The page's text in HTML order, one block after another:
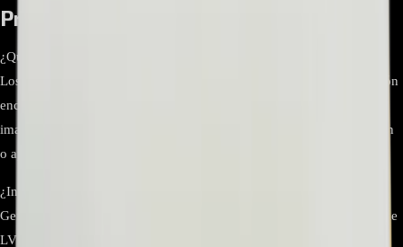
Preguntas frecuentes
¿Qué señales de falla apuntan a la tarjeta T-CON?
Los síntomas más comunes son pantalla en negro con retroiluminación
encendida, franjas/columnas, media imagen, colores distorsionados o
imagen intermitente. Si el TV enciende y hay luz, pero no hay imagen
o aparece con artefactos, la T-CON suele ser la principal sospechosa.
¿Incluye el cable flex/LVDS?
Generalmente el EAT63915101 se vende como tarjeta T-CON; el cable
LVDS/FFC se comercializa por separado.